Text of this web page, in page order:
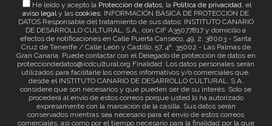
He leído y acepto la Protección de datos, la Política de privacidad, el
aviso legaly lascookies. INFORMACIÓN BÁSICA DE PROTECCIÓN DE
DATOS Responsable del tratamiento de sus datos: INSTITUTO CANARIO
DE DESARROLLO CULTURAL, S.A., con CIF A35077817 y domicilio a
efectos de notificaciones en Calle Puerta Canseco, 49, 2, 38003 - Santa
Cruz de Tenerife / Calle León y Castillo, 57, 4ª. 35002 - Las Palmas de
Gran Canaria. Puede contactar con el Delegado de protección de datos en
protecciondedatos@icdcultural.org Finalidad: Los datos personales serán
utilizados para facilitarle los correos informativos y/o comerciales que,
desde el INSTITUTO CANARIO DE DESARROLLO CULTURAL, S.A.
considere que son necesarios y que pueden ser de su interés. Solo se
procederá al envío de estos correos porque usted lo ha autorizado
expresamente con la marcación de la casilla. Sus datos serán
conservados mientras sea necesario para el envío de estos correos
comerciales, así como por el tiempo necesario para la finalidad por la que